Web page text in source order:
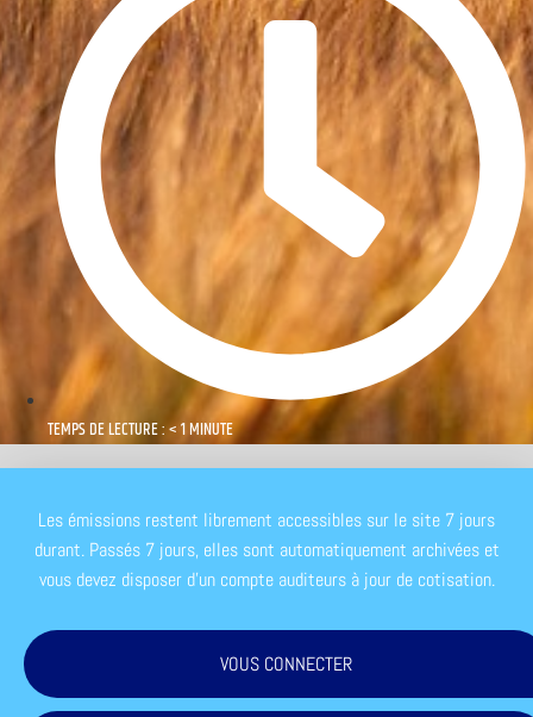
TEMPS DE LECTURE : < 1 MINUTE
Les émissions restent librement accessibles sur le site 7 jours
durant. Passés 7 jours, elles sont automatiquement archivées et
vous devez disposer d'un compte auditeurs à jour de cotisation.
VOUS CONNECTER